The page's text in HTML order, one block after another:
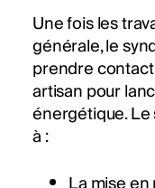
Une fois les
générale, le
prendre
artisan pour
énergétique.
à :